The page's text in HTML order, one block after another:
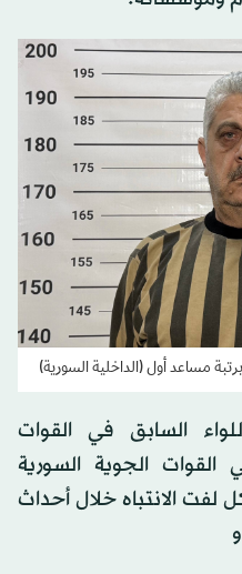
مساعد أول (الداخلية السورية)
السابق في القوات
الجوية السورية
لفت الانتباه خلال أحداث